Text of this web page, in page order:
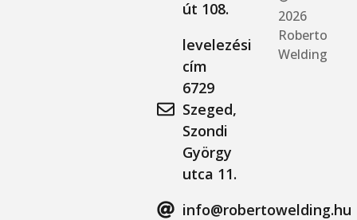
út 108.
levelezési
cím
6729
Szeged,
Szondi
György
utca 11.
info@robertowelding.hu
2026
Roberto
Welding